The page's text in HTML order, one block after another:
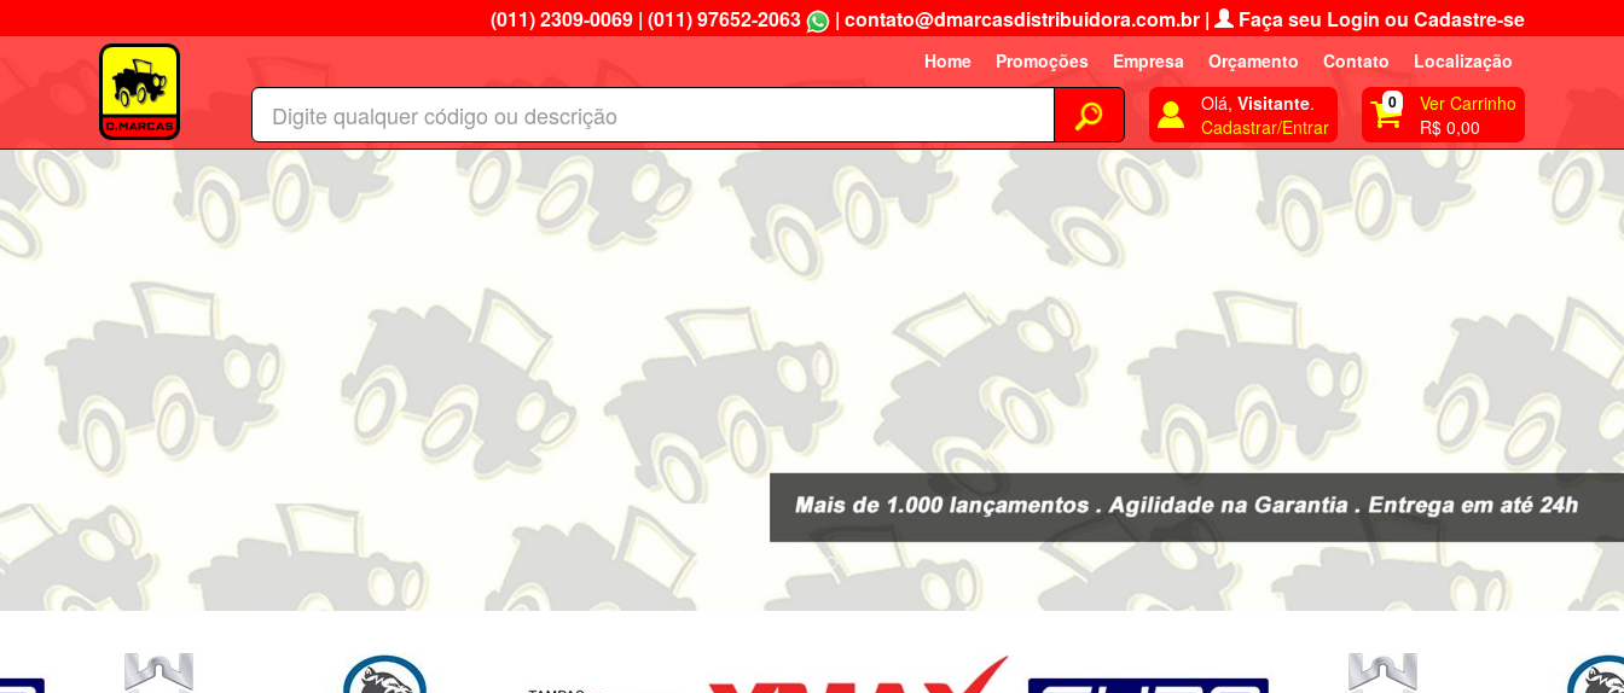
(011) 2309-0069 | (011) 97652-2063 | contato@dmarcasdistribuidora.com.br | Faça seu Login ou Cadastre-se
Home Promoções Empresa Orçamento Contato
Localização
Olá, Visitante.
Cadastrar/Entrar
0
Ver Carrinho
R$ 0,00